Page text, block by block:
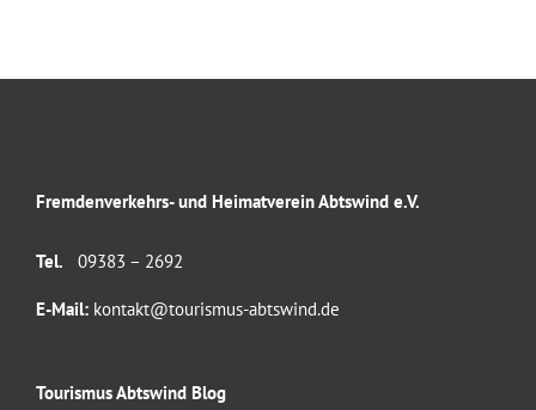
Fremdenverkehrs- und Heimatverein Abtswind e.V.
Tel. 09383 – 2692
E-Mail: kontakt@tourismus-abtswind.de
Tourismus Abtswind Blog